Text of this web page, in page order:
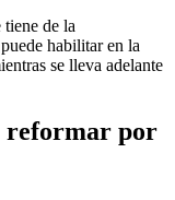
de la
habilitar en la
se lleva adelante
reformar por